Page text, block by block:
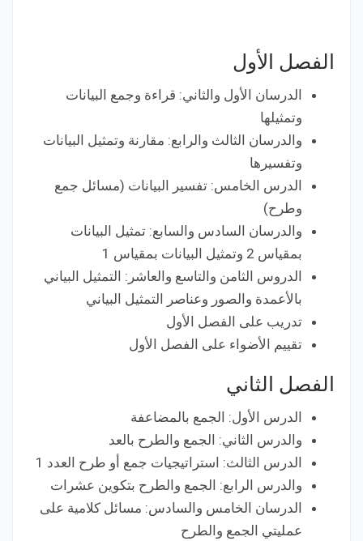
الفصل الأول
الدرسان الأول والثاني: قراءة وجمع البيانات
وتمثيلها
والدرسان الثالث والرابع: مقارنة وتمثيل البيانات
وتفسيرها
الدرس الخامس: تفسير البيانات (مسائل جمع
وطرح)
والدرسان السادس والسابع: تمثيل البيانات
بمقياس 2 وتمثيل البيانات بمقياس 1
الدروس الثامن والتاسع والعاشر: التمثيل البياني
بالأعمدة والصور وعناصر التمثيل البياني
تدريب على الفصل الأول
تقييم الأضواء على الفصل الأول
الفصل الثاني
الدرس الأول: الجمع بالمضاعفة
والدرس الثاني: الجمع والطرح بالعد
الدرس الثالث: استراتيجيات جمع أو طرح العدد 1
والدرس الرابع: الجمع والطرح بتكوين عشرات
الدرسان الخامس والسادس: مسائل كلامية على
عمليتي الجمع والطرح